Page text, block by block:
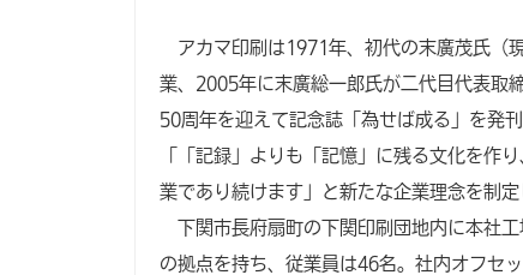
アカマ印刷は1971年、初代の末廣茂氏（
業、2005年に末廣総一郎氏が二代目代表取
50周年を迎えて記念誌「為せば成る」を発
「「記録」よりも「記憶」に残る文化を作
業であり続けます」と新たな企業理念を制定
下関市長府扇町の下関印刷団地内に本社
の拠点を持ち、従業員は46名。社内オフセ